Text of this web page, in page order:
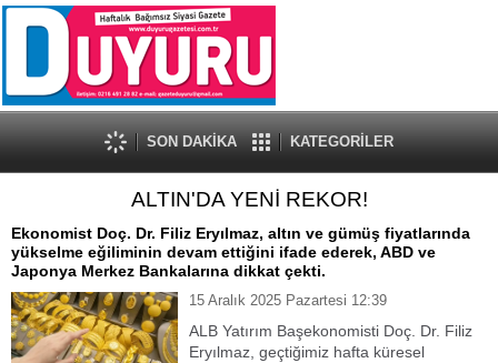
SON DAKİKA KATEGORİLER
ALTIN'DA YENİ REKOR!
Ekonomist Doç. Dr. Filiz Eryılmaz, altın ve gümüş fiyatlarında
yükselme eğiliminin devam ettiğini ifade ederek, ABD ve
Japonya Merkez Bankalarına dikkat çekti.
15 Aralık 2025 Pazartesi 12:39
ALB Yatırım Başekonomisti Doç. Dr. Filiz
Eryılmaz, geçtiğimiz hafta küresel